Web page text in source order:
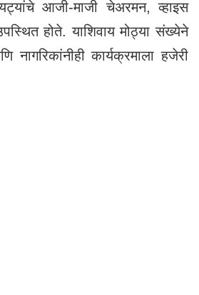
आजी-माजी चेअरमन, व्हाइस
होते. याशिवाय मोठ्या संख्येने
कार्यक्रमाला हजेरी